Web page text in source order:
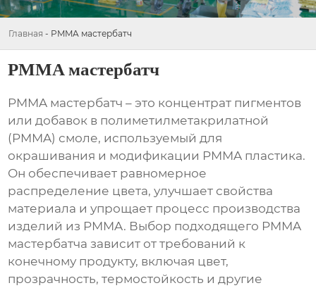
Главная - PMMA мастербатч
PMMA мастербатч
PMMA мастербатч – это концентрат пигментов
или добавок в полиметилметакрилатной
(PMMA) смоле, используемый для
окрашивания и модификации PMMA пластика.
Он обеспечивает равномерное
распределение цвета, улучшает свойства
материала и упрощает процесс производства
изделий из PMMA. Выбор подходящего PMMA
мастербатча зависит от требований к
конечному продукту, включая цвет,
прозрачность, термостойкость и другие